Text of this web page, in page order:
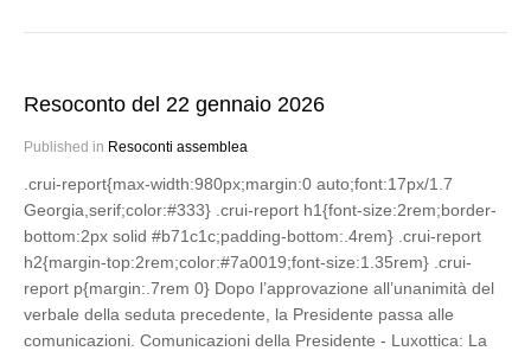
Resoconto del 22 gennaio 2026
Published in Resoconti assemblea
.crui-report{max-width:980px;margin:0 auto;font:17px/1.7
Georgia,serif;color:#333} .crui-report h1{font-size:2rem;border-
bottom:2px solid #b71c1c;padding-bottom:.4rem} .crui-report
h2{margin-top:2rem;color:#7a0019;font-size:1.35rem} .crui-
report p{margin:.7rem 0} Dopo l’approvazione all’unanimità del
verbale della seduta precedente, la Presidente passa alle
comunicazioni. Comunicazioni della Presidente - Luxottica: La